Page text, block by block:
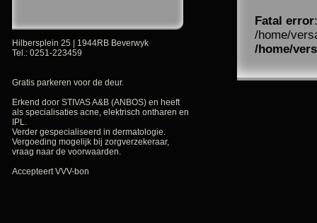
Hilbersplein 25 | 1944RB Beverwyk
Tel.: 0251-223459
Gratis parkeren voor de deur.
Erkend door STIVAS A&B (ANBOS) en heeft
als specialisaties acne, elektrisch ontharen en
IPL.
Verder gespecialiseerd in dermatologie.
Vergoeding mogelijk bij zorgverzekeraar,
vraag naar de voorwaarden.
Accepteert VVV-bon
Fatal error
/home/
/home/